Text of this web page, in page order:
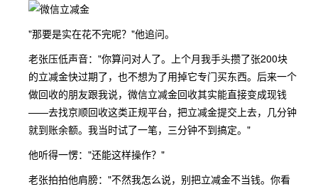
"那要是实在花不完呢？"他追问。
老张压低声音："你算问对人了。上个月我手头攒了张200块
的立减金快过期了，也不想为了用掉它专门买东西。后来一个
做回收的朋友跟我说，微信立减金回收其实能直接变成现钱
——去找京顺回收这类正规平台，把立减金提交上去，几分钟
就到账余额。我当时试了一笔，三分钟不到搞定。"
他听得一愣："还能这样操作？"
老张拍拍他肩膀："不然我怎么说，别把立减金不当钱。你看